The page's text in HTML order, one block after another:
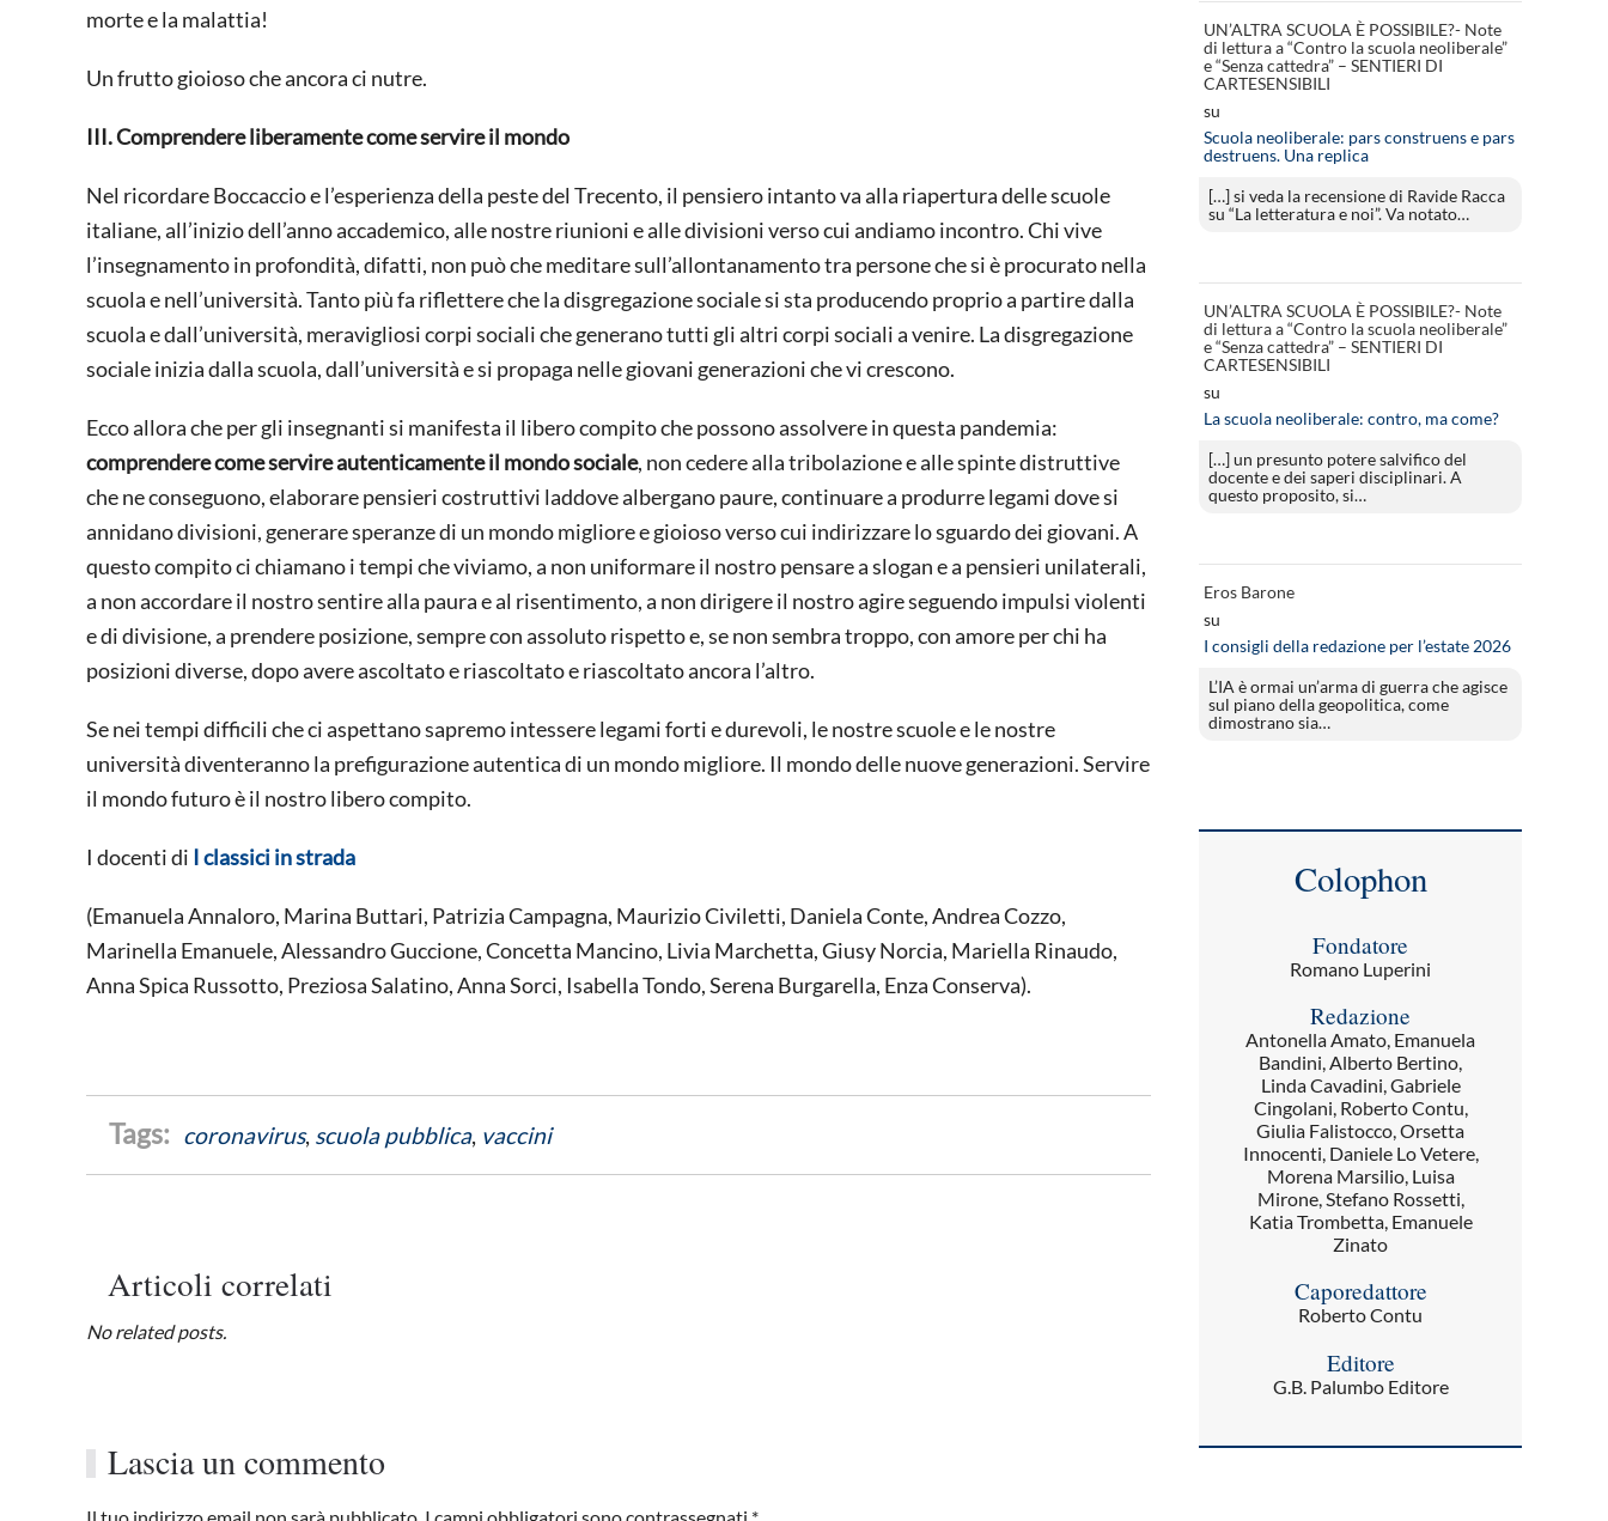
morte e la malattia!
Un frutto gioioso che ancora ci nutre.
III. Comprendere liberamente come servire il mondo
Nel ricordare Boccaccio e l’esperienza della peste del Trecento, il pensiero intanto va alla riapertura delle scuole
italiane, all’inizio dell’anno accademico, alle nostre riunioni e alle divisioni verso cui andiamo incontro. Chi vive
l’insegnamento in profondità, difatti, non può che meditare sull’allontanamento tra persone che si è procurato nella
scuola e nell’università. Tanto più fa riflettere che la disgregazione sociale si sta producendo proprio a partire dalla
scuola e dall’università, meravigliosi corpi sociali che generano tutti gli altri corpi sociali a venire. La disgregazione
sociale inizia dalla scuola, dall’università e si propaga nelle giovani generazioni che vi crescono.
Ecco allora che per gli insegnanti si manifesta il libero compito che possono assolvere in questa pandemia:
comprendere come servire autenticamente il mondo sociale, non cedere alla tribolazione e alle spinte distruttive
che ne conseguono, elaborare pensieri costruttivi laddove albergano paure, continuare a produrre legami dove si
annidano divisioni, generare speranze di un mondo migliore e gioioso verso cui indirizzare lo sguardo dei giovani. A
questo compito ci chiamano i tempi che viviamo, a non uniformare il nostro pensare a slogan e a pensieri unilaterali,
a non accordare il nostro sentire alla paura e al risentimento, a non dirigere il nostro agire seguendo impulsi violenti
e di divisione, a prendere posizione, sempre con assoluto rispetto e, se non sembra troppo, con amore per chi ha
posizioni diverse, dopo avere ascoltato e riascoltato e riascoltato ancora l’altro.
Se nei tempi difficili che ci aspettano sapremo intessere legami forti e durevoli, le nostre scuole e le nostre
università diventeranno la prefigurazione autentica di un mondo migliore. Il mondo delle nuove generazioni. Servire
il mondo futuro è il nostro libero compito.
I docenti di I classici in strada
(Emanuela Annaloro, Marina Buttari, Patrizia Campagna, Maurizio Civiletti, Daniela Conte, Andrea Cozzo,
Marinella Emanuele, Alessandro Guccione, Concetta Mancino, Livia Marchetta, Giusy Norcia, Mariella Rinaudo,
Anna Spica Russotto, Preziosa Salatino, Anna Sorci, Isabella Tondo, Serena Burgarella, Enza Conserva).
coronavirus, scuola pubblica, vaccini
Articoli correlati
No related posts.
Lascia un commento
UN’ALTRA SCUOLA È POSSIBILE?- Note
di lettura a “Contro la scuola neoliberale”
e “Senza cattedra” – SENTIERI DI
CARTESENSIBILI
su
Scuola neoliberale: pars construens e pars
destruens. Una replica
[…] si veda la recensione di Ravide Racca
su “La letteratura e noi”. Va notato…
UN’ALTRA SCUOLA È POSSIBILE?- Note
di lettura a “Contro la scuola neoliberale”
e “Senza cattedra” – SENTIERI DI
CARTESENSIBILI
su
La scuola neoliberale: contro, ma come?
[…] un presunto potere salvifico del
docente e dei saperi disciplinari. A
questo proposito, si…
Eros Barone
su
I consigli della redazione per l’estate 2026
L’IA è ormai un’arma di guerra che agisce
sul piano della geopolitica, come
dimostrano sia…
Colophon
Fondatore
Romano Luperini
Redazione
Antonella Amato, Emanuela
Bandini, Alberto Bertino,
Linda Cavadini, Gabriele
Cingolani, Roberto Contu,
Giulia Falistocco, Orsetta
Innocenti, Daniele Lo Vetere,
Morena Marsilio, Luisa
Mirone, Stefano Rossetti,
Katia Trombetta, Emanuele
Zinato
Caporedattore
Roberto Contu
Editore
G.B. Palumbo Editore